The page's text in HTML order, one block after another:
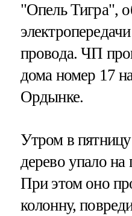
"Опель Тигра",
провода. ЧП
дома номер 17
Ордынке.
Утром в
дерево упало
При этом оно
колонну,